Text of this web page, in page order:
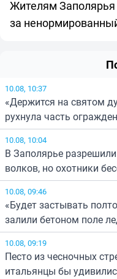
Жителям
за
10.08, 10:37
«Держится на святом
рухнула часть
10.08, 10:04
В Заполярье
волков, но охотники
10.08, 09:46
«Будет застывать
залили бетоном поле
10.08, 09:19
Песто из чесночных
итальянцы бы